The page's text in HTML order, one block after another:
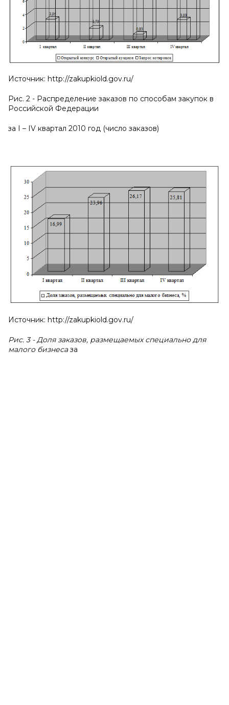
Источник: http://zakupkiold.gov.ru/
Рис. 2 - Распределение заказов по способам закупок в
Российской Федерации
за I – IV квартал 2010 год (число заказов)
Источник: http://zakupkiold.gov.ru/
Рис. 3 - Доля заказов, размещаемых специально для
малого бизнесаза